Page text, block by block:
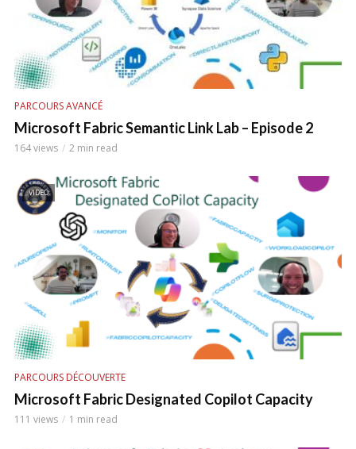
PARCOURS AVANCÉ
Microsoft Fabric Semantic Link Lab – Episode 2
164 views 2 min read
VIDEO
PARCOURS DÉCOUVERTE
Microsoft Fabric Designated Copilot Capacity
111 views 1 min read